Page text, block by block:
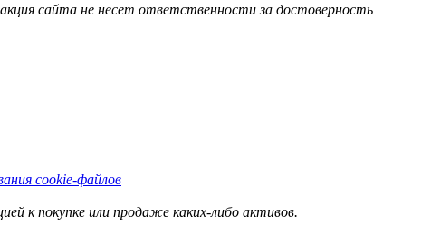
сайта не несет ответственности за достоверность
cookie-файлов
к покупке или продаже каких-либо активов.